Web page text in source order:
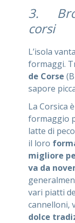
3.
corsi
L’isola
formaggi.
de Corse
sapore
La Corsica
formaggio
latte di
il loro
migliore
va da
vari piatti
cannelloni,
dolce